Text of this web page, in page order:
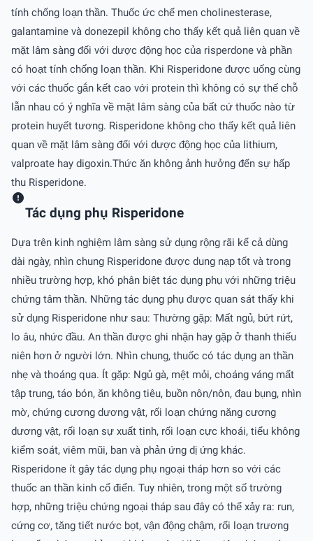
tính chống loạn thần. Thuốc ức chế men cholinesterase,
galantamine và donezepil không cho thấy kết quả liên quan về
mặt lâm sàng đối với dược động học của risperdone và phần
có hoạt tính chống loạn thần. Khi Risperidone được uống cùng
với các thuốc gắn kết cao với protein thì không có sự thế chỗ
lẫn nhau có ý nghĩa về mặt lâm sàng của bất cứ thuốc nào từ
protein huyết tương. Risperidone không cho thấy kết quả liên
quan về mặt lâm sàng đối với dược động học của lithium,
valproate hay digoxin.Thức ăn không ảnh hưởng đến sự hấp
thu Risperidone.
Tác dụng phụ Risperidone
Dựa trên kinh nghiệm lâm sàng sử dụng rộng rãi kể cả dùng
dài ngày, nhìn chung Risperidone được dung nạp tốt và trong
nhiều trường hợp, khó phân biệt tác dụng phụ với những triệu
chứng tâm thần. Những tác dụng phụ được quan sát thấy khi
sử dụng Risperidone như sau: Thường gặp: Mất ngủ, bứt rứt,
lo âu, nhức đầu. An thần được ghi nhận hay gặp ở thanh thiếu
niên hơn ở người lớn. Nhìn chung, thuốc có tác dụng an thần
nhẹ và thoáng qua. Ít gặp: Ngủ gà, mệt mỏi, choáng váng mất
tập trung, táo bón, ăn không tiêu, buồn nôn/nôn, đau bụng, nhìn
mờ, chứng cương dương vật, rối loạn chứng năng cương
dương vật, rối loạn sự xuất tinh, rối loạn cực khoái, tiểu không
kiểm soát, viêm mũi, ban và phản ứng dị ứng khác.
Risperidone ít gây tác dụng phụ ngoại tháp hơn so với các
thuốc an thần kinh cổ điển. Tuy nhiên, trong một số trường
hợp, những triệu chứng ngoại tháp sau đây có thể xảy ra: run,
cứng cơ, tăng tiết nước bọt, vận động chậm, rối loạn trương